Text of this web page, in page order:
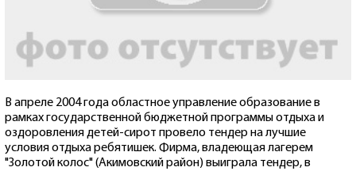
В апреле 2004 года областное управление образование в
рамках государственной бюджетной программы отдыха и
оздоровления детей-сирот провело тендер на лучшие
условия отдыха ребятишек. Фирма, владеющая лагерем
"Золотой колос" (Акимовский район) выиграла тендер, в